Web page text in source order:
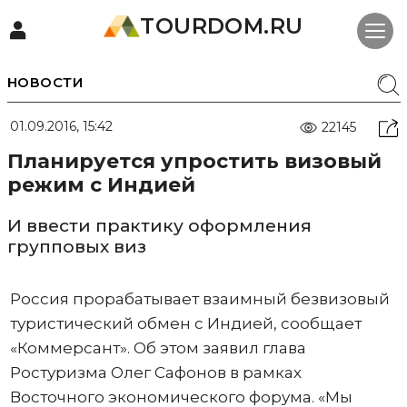
TOURDOM.RU
НОВОСТИ
01.09.2016, 15:42 22145
Планируется упростить визовый
режим с Индией
И ввести практику оформления
групповых виз
Россия прорабатывает взаимный безвизовый
туристический обмен с Индией, сообщает
«Коммерсант». Об этом заявил глава
Ростуризма Олег Сафонов в рамках
Восточного экономического форума. «Мы